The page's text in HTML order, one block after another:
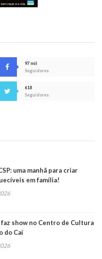
97 mil
Seguidores
618
Seguidores
uma manhã para criar
em família!
show no Centro de Cultura
do Caí